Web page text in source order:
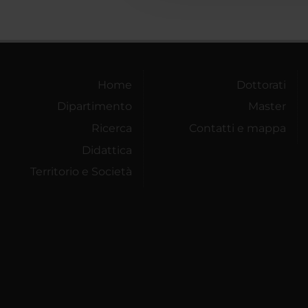
Home
Dipartimento
Ricerca
Didattica
Territorio e Società
Dottorati
Master
Contatti e mappa